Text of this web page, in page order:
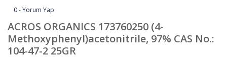
0 - Yorum Yap
ACROS ORGANICS 173760250 (4-
Methoxyphenyl)acetonitrile, 97% CAS No.:
104-47-2 25GR